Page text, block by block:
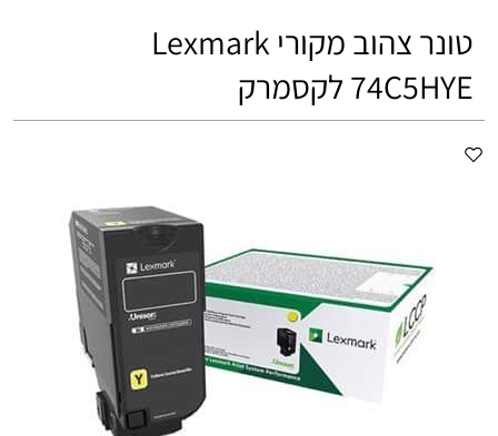
‏טונר ‏צהוב מקורי Lexmark
74C5HYE לקסמרק